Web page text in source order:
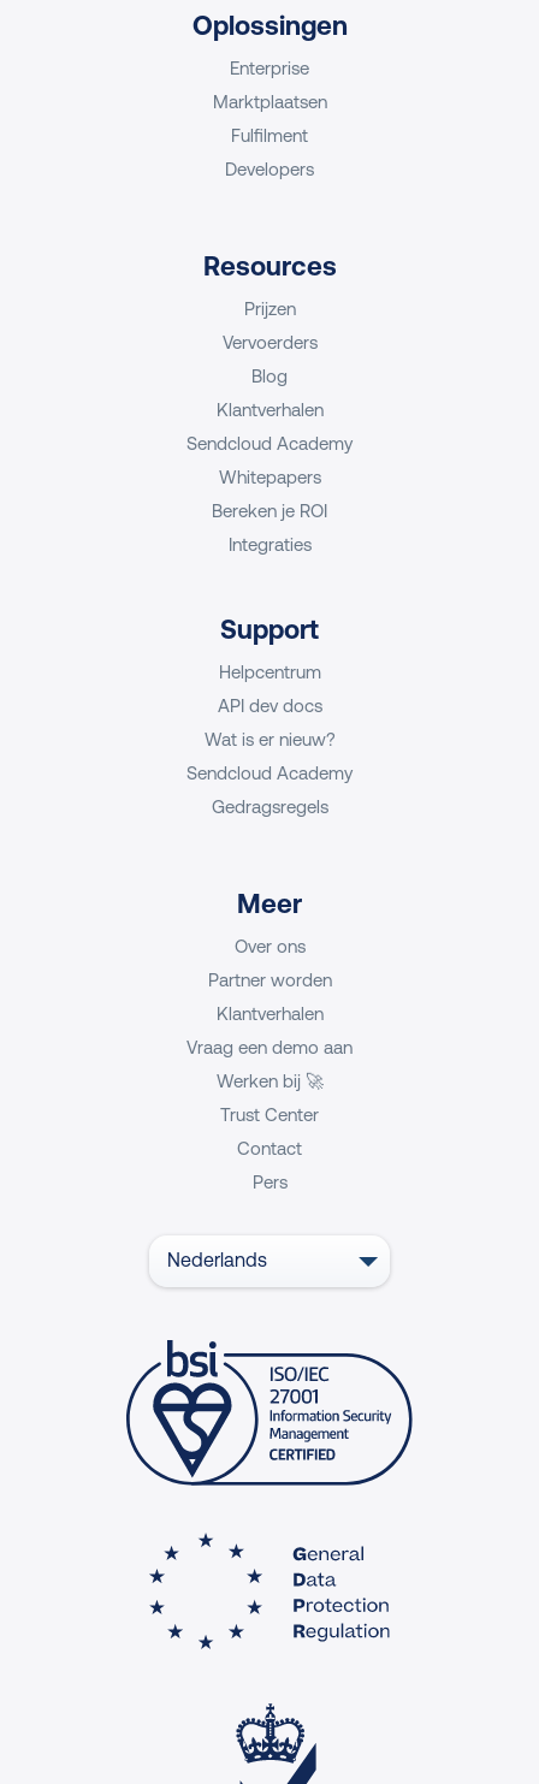
Oplossingen
Enterprise
Marktplaatsen
Fulfilment
Developers
Resources
Prijzen
Vervoerders
Blog
Klantverhalen
Sendcloud Academy
Whitepapers
Bereken je ROI
Integraties
Support
Helpcentrum
API dev docs
Wat is er nieuw?
Sendcloud Academy
Gedragsregels
Meer
Over ons
Partner worden
Klantverhalen
Vraag een demo aan
Werken bij 🚀
Trust Center
Contact
Pers
Nederlands